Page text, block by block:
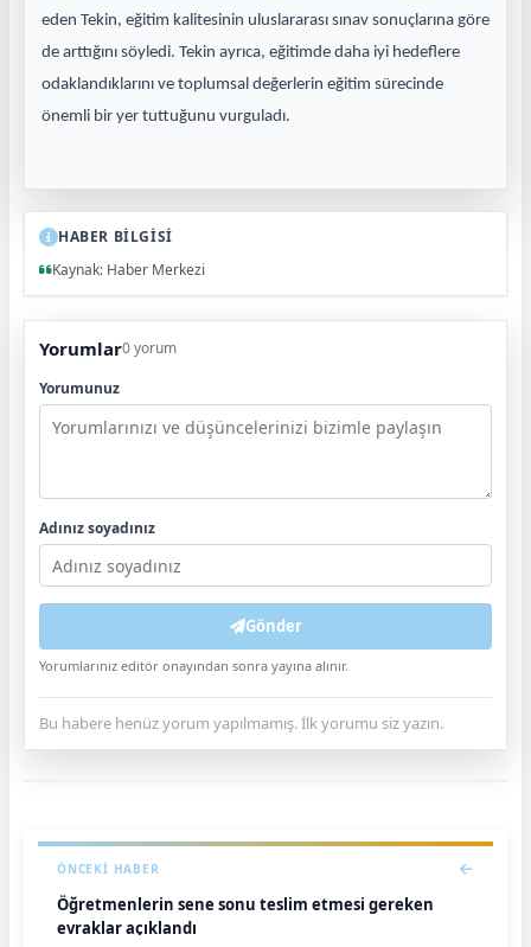
eden Tekin, eğitim kalitesinin uluslararası sınav sonuçlarına göre
de arttığını söyledi. Tekin ayrıca, eğitimde daha iyi hedeflere
odaklandıklarını ve toplumsal değerlerin eğitim sürecinde
önemli bir yer tuttuğunu vurguladı.
HABER BİLGİSİ
Kaynak: Haber Merkezi
Yorumlar0 yorum
Yorumunuz
Adınız soyadınız
Gönder
Yorumlarınız editör onayından sonra yayına alınır.
Bu habere henüz yorum yapılmamış. İlk yorumu siz yazın.
ÖNCEKI HABER
Öğretmenlerin sene sonu teslim etmesi gereken
evraklar açıklandı